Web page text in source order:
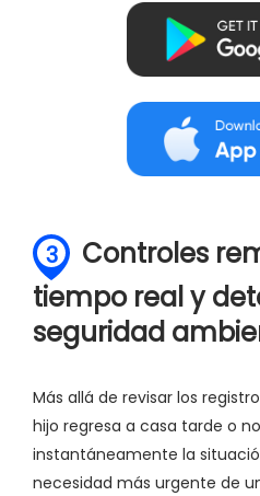
3
Controles
tiempo real y
seguridad
Más allá de revisar los
hijo regresa a casa tarde o
instantáneamente la
necesidad más urgente de